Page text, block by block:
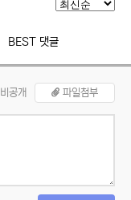
BEST 댓글
비공개 파일첨부